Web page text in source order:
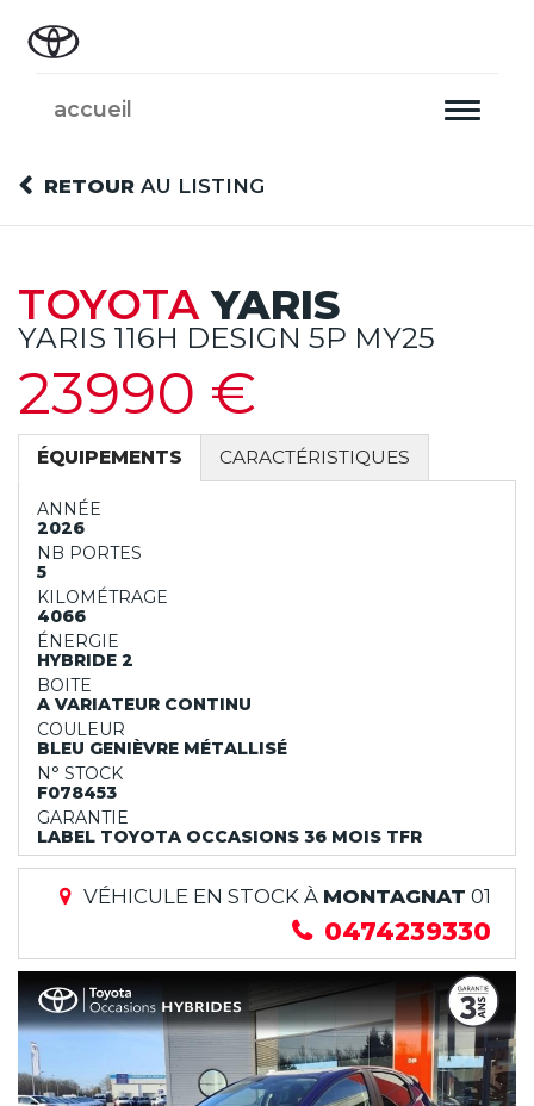
Toggle
accueil
RETOUR AU LISTING
TOYOTAYARIS
YARIS 116H DESIGN 5P MY25
23990 €
ÉQUIPEMENTS CARACTÉRISTIQUES
ANNÉE
2026
NB PORTES
5
KILOMÉTRAGE
4066
ÉNERGIE
HYBRIDE 2
BOITE
A VARIATEUR CONTINU
COULEUR
BLEU GENIÈVRE MÉTALLISÉ
N° STOCK
F078453
GARANTIE
LABEL TOYOTA OCCASIONS 36 MOIS TFR
VÉHICULE EN STOCK À MONTAGNAT 01
0474239330